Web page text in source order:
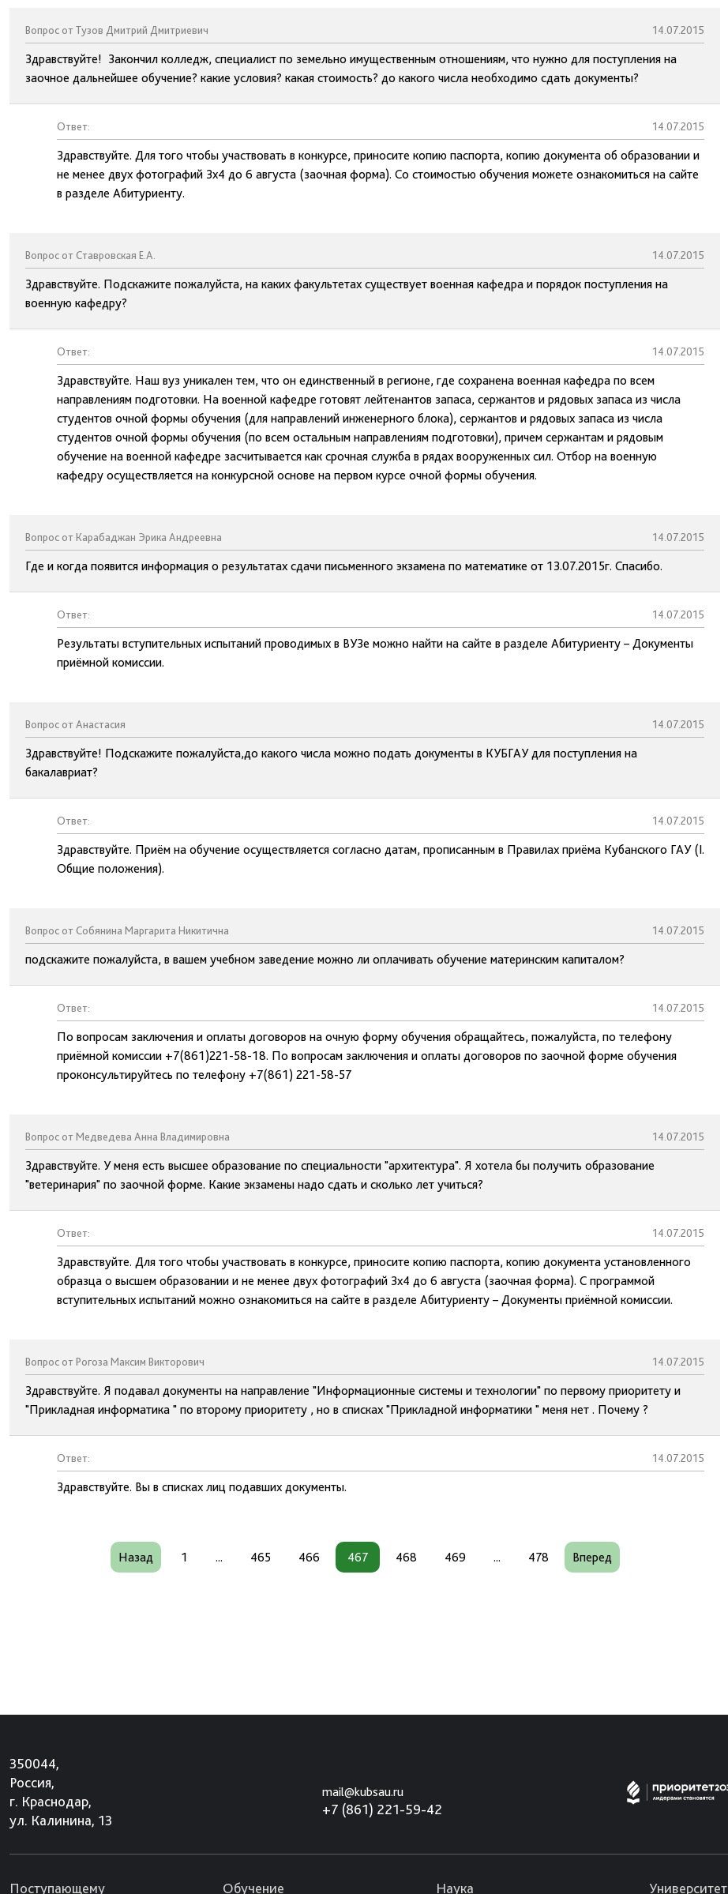
Вопрос от Тузов Дмитрий Дмитриевич 14.07.2015
Здравствуйте! Закончил колледж, специалист по земельно имущественным отношениям, что нужно для поступления на
заочное дальнейшее обучение? какие условия? какая стоимость? до какого числа необходимо сдать документы?
Ответ: 14.07.2015
Здравствуйте. Для того чтобы участвовать в конкурсе, приносите копию паспорта, копию документа об образовании и
не менее двух фотографий 3х4 до 6 августа (заочная форма). Со стоимостью обучения можете ознакомиться на сайте
в разделе Абитуриенту.
Вопрос от Ставровская Е.А. 14.07.2015
Здравствуйте. Подскажите пожалуйста, на каких факультетах существует военная кафедра и порядок поступления на
военную кафедру?
Ответ: 14.07.2015
Здравствуйте. Наш вуз уникален тем, что он единственный в регионе, где сохранена военная кафедра по всем
направлениям подготовки. На военной кафедре готовят лейтенантов запаса, сержантов и рядовых запаса из числа
студентов очной формы обучения (для направлений инженерного блока), сержантов и рядовых запаса из числа
студентов очной формы обучения (по всем остальным направлениям подготовки), причем сержантам и рядовым
обучение на военной кафедре засчитывается как срочная служба в рядах вооруженных сил. Отбор на военную
кафедру осуществляется на конкурсной основе на первом курсе очной формы обучения.
Вопрос от Карабаджан Эрика Андреевна 14.07.2015
Где и когда появится информация о результатах сдачи письменного экзамена по математике от 13.07.2015г. Спасибо.
Ответ: 14.07.2015
Результаты вступительных испытаний проводимых в ВУЗе можно найти на сайте в разделе Абитуриенту – Документы
приёмной комиссии.
Вопрос от Анастасия 14.07.2015
Здравствуйте! Подскажите пожалуйста,до какого числа можно подать документы в КУБГАУ для поступления на
бакалавриат?
Ответ: 14.07.2015
Здравствуйте. Приём на обучение осуществляется согласно датам, прописанным в Правилах приёма Кубанского ГАУ (I.
Общие положения).
Вопрос от Собянина Маргарита Никитична 14.07.2015
подскажите пожалуйста, в вашем учебном заведение можно ли оплачивать обучение материнским капиталом?
Ответ: 14.07.2015
По вопросам заключения и оплаты договоров на очную форму обучения обращайтесь, пожалуйста, по телефону
приёмной комиссии +7(861)221-58-18. По вопросам заключения и оплаты договоров по заочной форме обучения
проконсультируйтесь по телефону +7(861) 221-58-57
Вопрос от Медведева Анна Владимировна 14.07.2015
Здравствуйте. У меня есть высшее образование по специальности "архитектура". Я хотела бы получить образование
"ветеринария" по заочной форме. Какие экзамены надо сдать и сколько лет учиться?
Ответ: 14.07.2015
Здравствуйте. Для того чтобы участвовать в конкурсе, приносите копию паспорта, копию документа установленного
образца о высшем образовании и не менее двух фотографий 3х4 до 6 августа (заочная форма). С программой
вступительных испытаний можно ознакомиться на сайте в разделе Абитуриенту – Документы приёмной комиссии.
Вопрос от Рогоза Максим Викторович 14.07.2015
Здравствуйте. Я подавал документы на направление "Информационные системы и технологии" по первому приоритету и
"Прикладная информатика " по второму приоритету , но в списках "Прикладной информатики " меня нет . Почему ?
Ответ: 14.07.2015
Здравствуйте. Вы в списках лиц подавших документы.
Назад 1 ... 465 466 467 468 469 ... 478 Вперед
350044,
Россия,
г. Краснодар,
ул. Калинина, 13
mail@kubsau.ru
+7 (861) 221-59-42
Поступающему Обучение Наука Университет